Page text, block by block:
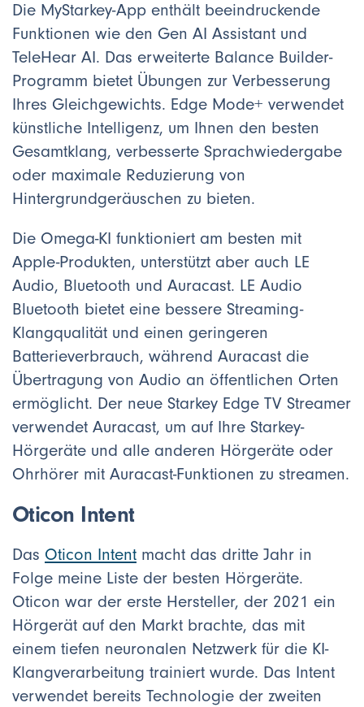
Die MyStarkey-App enthält beeindruckende
Funktionen wie den Gen AI Assistant und
TeleHear AI. Das erweiterte Balance Builder-
Programm bietet Übungen zur Verbesserung
Ihres Gleichgewichts. Edge Mode+ verwendet
künstliche Intelligenz, um Ihnen den besten
Gesamtklang, verbesserte Sprachwiedergabe
oder maximale Reduzierung von
Hintergrundgeräuschen zu bieten.
Die Omega-KI funktioniert am besten mit
Apple-Produkten, unterstützt aber auch LE
Audio, Bluetooth und Auracast. LE Audio
Bluetooth bietet eine bessere Streaming-
Klangqualität und einen geringeren
Batterieverbrauch, während Auracast die
Übertragung von Audio an öffentlichen Orten
ermöglicht. Der neue Starkey Edge TV Streamer
verwendet Auracast, um auf Ihre Starkey-
Hörgeräte und alle anderen Hörgeräte oder
Ohrhörer mit Auracast-Funktionen zu streamen.
Oticon Intent
Das Oticon Intent macht das dritte Jahr in
Folge meine Liste der besten Hörgeräte.
Oticon war der erste Hersteller, der 2021 ein
Hörgerät auf den Markt brachte, das mit
einem tiefen neuronalen Netzwerk für die KI-
Klangverarbeitung trainiert wurde. Das Intent
verwendet bereits Technologie der zweiten